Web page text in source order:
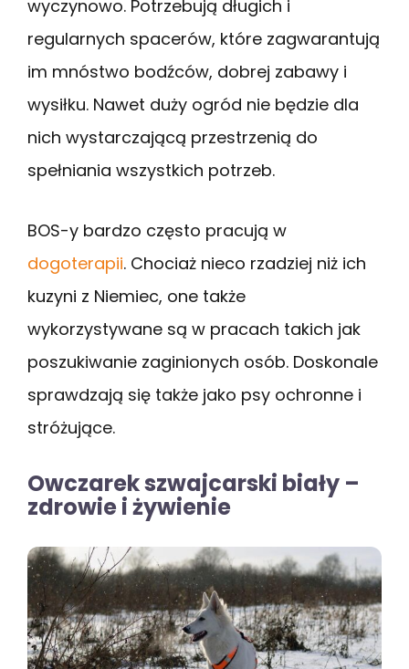
wyczynowo. Potrzebują długich i
regularnych spacerów, które zagwarantują
im mnóstwo bodźców, dobrej zabawy i
wysiłku. Nawet duży ogród nie będzie dla
nich wystarczającą przestrzenią do
spełniania wszystkich potrzeb.
BOS-y bardzo często pracują w
dogoterapii. Chociaż nieco rzadziej niż ich
kuzyni z Niemiec, one także
wykorzystywane są w pracach takich jak
poszukiwanie zaginionych osób. Doskonale
sprawdzają się także jako psy ochronne i
stróżujące.
Owczarek szwajcarski biały –
zdrowie i żywienie